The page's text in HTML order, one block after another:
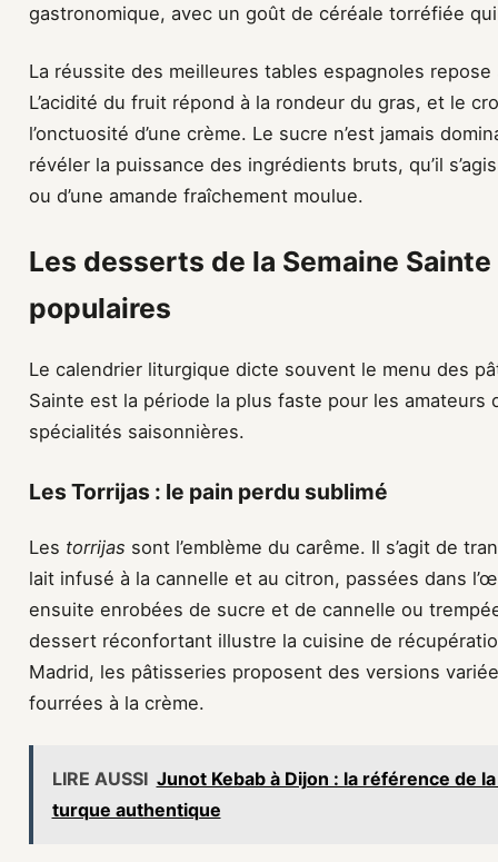
gastronomique, avec un goût de céréale torréfiée
La réussite des meilleures tables espagnoles repose
L’acidité du fruit répond à la rondeur du gras, et le
l’onctuosité d’une crème. Le sucre n’est jamais
révéler la puissance des ingrédients bruts, qu’il
ou d’une amande fraîchement moulue.
Les desserts de la Semaine
populaires
Le calendrier liturgique dicte souvent le menu des
Sainte est la période la plus faste pour les
spécialités saisonnières.
Les Torrijas : le pain perdu sublimé
Les torrijas sont l’emblème du carême. Il s’agit de
lait infusé à la cannelle et au citron, passées dans
ensuite enrobées de sucre et de cannelle ou
dessert réconfortant illustre la cuisine de
Madrid, les pâtisseries proposent des versions
fourrées à la crème.
LIRE AUSSI Junot Kebab à Dijon : la référence de
turque authentique